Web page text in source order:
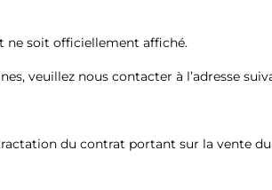
ne soit officiellement affiché.
veuillez nous contacter à l’adresse
du contrat portant sur la vente du